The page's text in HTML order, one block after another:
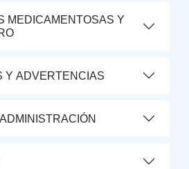
MEDICAMENTOSAS Y
Y ADVERTENCIAS